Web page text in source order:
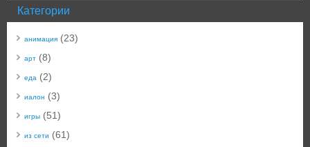
Категории
анимация (23)
арт (8)
еда (2)
иалон (3)
игры (51)
из сети (61)